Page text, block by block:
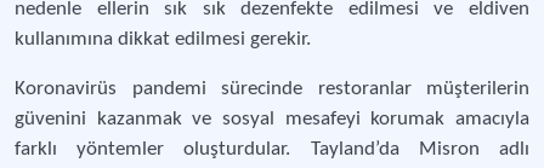
nedenle ellerin sık sık dezenfekte edilmesi ve eldiven
kullanımına dikkat edilmesi gerekir.
Koronavirüs pandemi sürecinde restoranlar müşterilerin
güvenini kazanmak ve sosyal mesafeyi korumak amacıyla
farklı yöntemler oluşturdular. Tayland’da Misron adlı